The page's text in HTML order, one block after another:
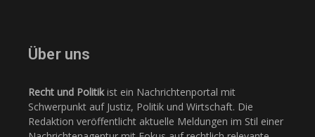
Über uns
Recht und Politikist ein Nachrichtenportal mit
Schwerpunkt auf Justiz, Politik und Wirtschaft. Die
Redaktion veröffentlicht aktuelle Meldungen im Stil einer